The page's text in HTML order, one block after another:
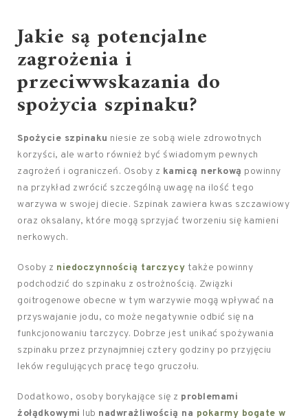
Jakie są potencjalne
zagrożenia i
przeciwwskazania do
spożycia szpinaku?
Spożycie szpinaku niesie ze sobą wiele zdrowotnych
korzyści, ale warto również być świadomym pewnych
zagrożeń i ograniczeń. Osoby z kamicą nerkową powinny
na przykład zwrócić szczególną uwagę na ilość tego
warzywa w swojej diecie. Szpinak zawiera kwas szczawiowy
oraz oksalany, które mogą sprzyjać tworzeniu się kamieni
nerkowych.
Osoby z niedoczynnością tarczycy także powinny
podchodzić do szpinaku z ostrożnością. Związki
goitrogenowe obecne w tym warzywie mogą wpływać na
przyswajanie jodu, co może negatywnie odbić się na
funkcjonowaniu tarczycy. Dobrze jest unikać spożywania
szpinaku przez przynajmniej cztery godziny po przyjęciu
leków regulujących pracę tego gruczołu.
Dodatkowo, osoby borykające się z problemami
żołądkowymi lub nadwrażliwością na pokarmy bogate w